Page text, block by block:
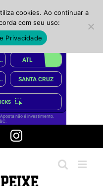
FacebookInstagram
cookies. Ao continuar a
com seu uso:
Privacidade